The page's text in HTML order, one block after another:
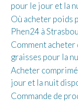
pour le jour et la
Où acheter poids
Phen24 à
Comment acheter
graisses pour la
Acheter
jour et la nuit
Commande de